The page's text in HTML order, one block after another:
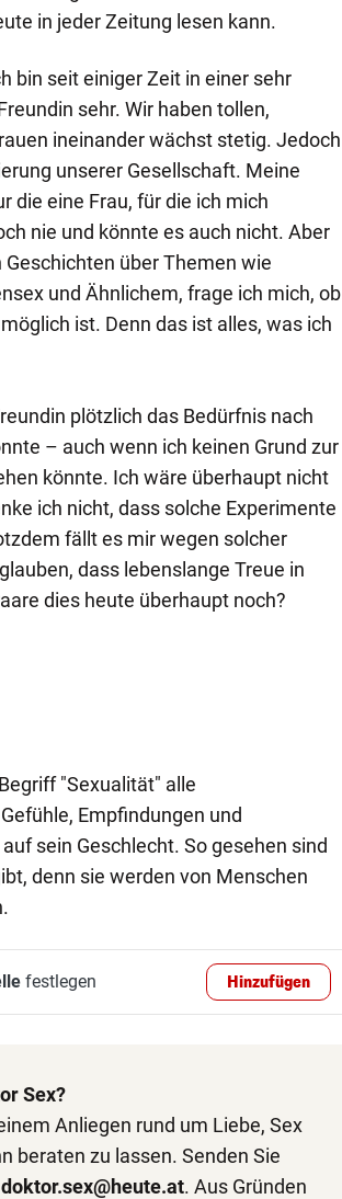
in jeder Zeitung lesen kann.
bin seit einiger Zeit in einer sehr
sehr. Wir haben tollen,
ineinander wächst stetig. Jedoch
unserer Gesellschaft. Meine
die eine Frau, für die ich mich
nie und könnte es auch nicht. Aber
über Themen wie
und Ähnlichem, frage ich mich, ob
ist. Denn das ist alles, was ich
plötzlich das Bedürfnis nach
– auch wenn ich keinen Grund zur
könnte. Ich wäre überhaupt nicht
ich nicht, dass solche Experimente
fällt es mir wegen solcher
dass lebenslange Treue in
dies heute überhaupt noch?
"Sexualität" alle
Empfindungen und
sein Geschlecht. So gesehen sind
denn sie werden von Menschen
festlegen Hinzufügen
Sex?
Anliegen rund um Liebe, Sex
beraten zu lassen. Senden Sie
doktor.sex@heute.at. Aus Gründen